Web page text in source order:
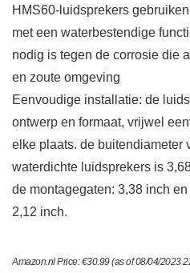
HMS60-luidsprekers
met een waterbestendige
nodig is tegen de corrosie die
en zoute omgeving
Eenvoudige installatie: de
ontwerp en formaat, vrijwel
elke plaats. de buitendiameter
waterdichte luidsprekers is
de montagegaten: 3,38 inch
2,12 inch.
Amazon.nl Price:€30.99(as of 08/04/2023